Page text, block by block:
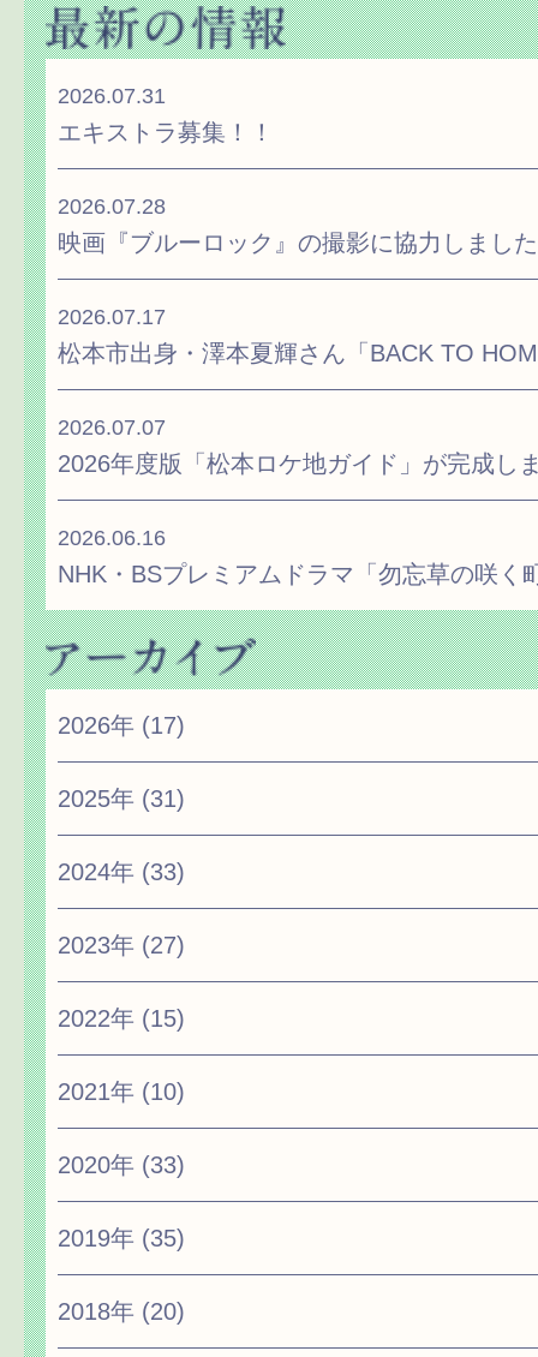
2026.07.31
エキストラ募集！！
2026.07.28
映画『ブルーロック』の撮影に協力しまし
2026.07.17
松本市出身・澤本夏輝さん「BACK TO
2026.07.07
2026年度版「松本ロケ地ガイド」が完成し
2026.06.16
NHK・BSプレミアムドラマ「勿忘草の咲く
2026年 (17)
2025年 (31)
2024年 (33)
2023年 (27)
2022年 (15)
2021年 (10)
2020年 (33)
2019年 (35)
2018年 (20)